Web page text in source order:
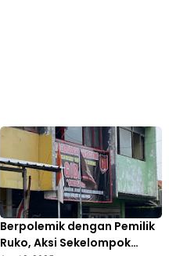
Berpolemik dengan Pemilik
Ruko, Aksi Sekelompok